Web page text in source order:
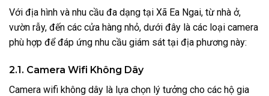
Với địa hình và nhu cầu đa dạng tại Xã Ea Ngai, từ nhà ở,
vườn rẫy, đến các cửa hàng nhỏ, dưới đây là các loại camera
phù hợp để đáp ứng nhu cầu giám sát tại địa phương này:
2.1. Camera Wifi Không Dây
Camera wifi không dây là lựa chọn lý tưởng cho các hộ gia